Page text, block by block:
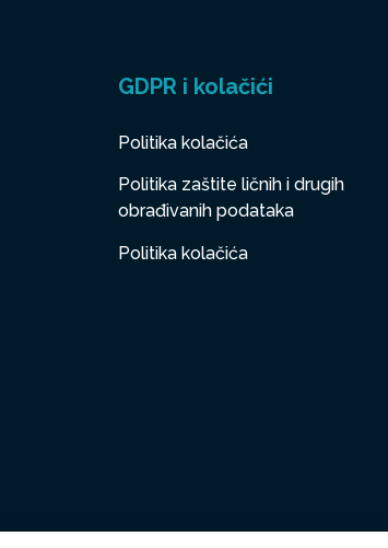
GDPR i kolačići
Politika kolačića
Politika zaštite ličnih i drugih
obrađivanih podataka
Politika kolačića